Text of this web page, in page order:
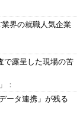
界の就職人気企業
で露呈した現場の苦
：
ータ連携」が残る